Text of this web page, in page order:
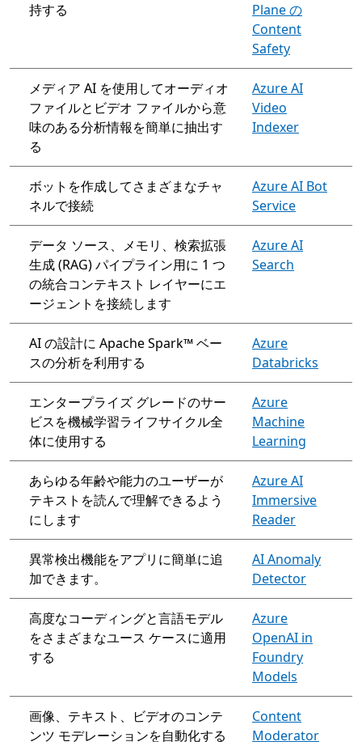
持する
Plane の
Content
Safety
メディア AI を使用してオーディオ
ファイルとビデオ ファイルから意
味のある分析情報を簡単に抽出す
る
Azure AI
Video
Indexer
ボットを作成してさまざまなチャ
ネルで接続
Azure AI Bot
Service
データ ソース、メモリ、検索拡張
生成 (RAG) パイプライン用に 1 つ
の統合コンテキスト レイヤーにエ
ージェントを接続します
Azure AI
Search
AI の設計に Apache Spark™ ベー
スの分析を利用する
Azure
Databricks
エンタープライズ グレードのサー
ビスを機械学習ライフサイクル全
体に使用する
Azure
Machine
Learning
あらゆる年齢や能力のユーザーが
テキストを読んで理解できるよう
にします
Azure AI
Immersive
Reader
異常検出機能をアプリに簡単に追
加できます。
AI Anomaly
Detector
高度なコーディングと言語モデル
をさまざまなユース ケースに適用
する
Azure
OpenAI in
Foundry
Models
画像、テキスト、ビデオのコンテ
ンツ モデレーションを自動化する
Content
Moderator